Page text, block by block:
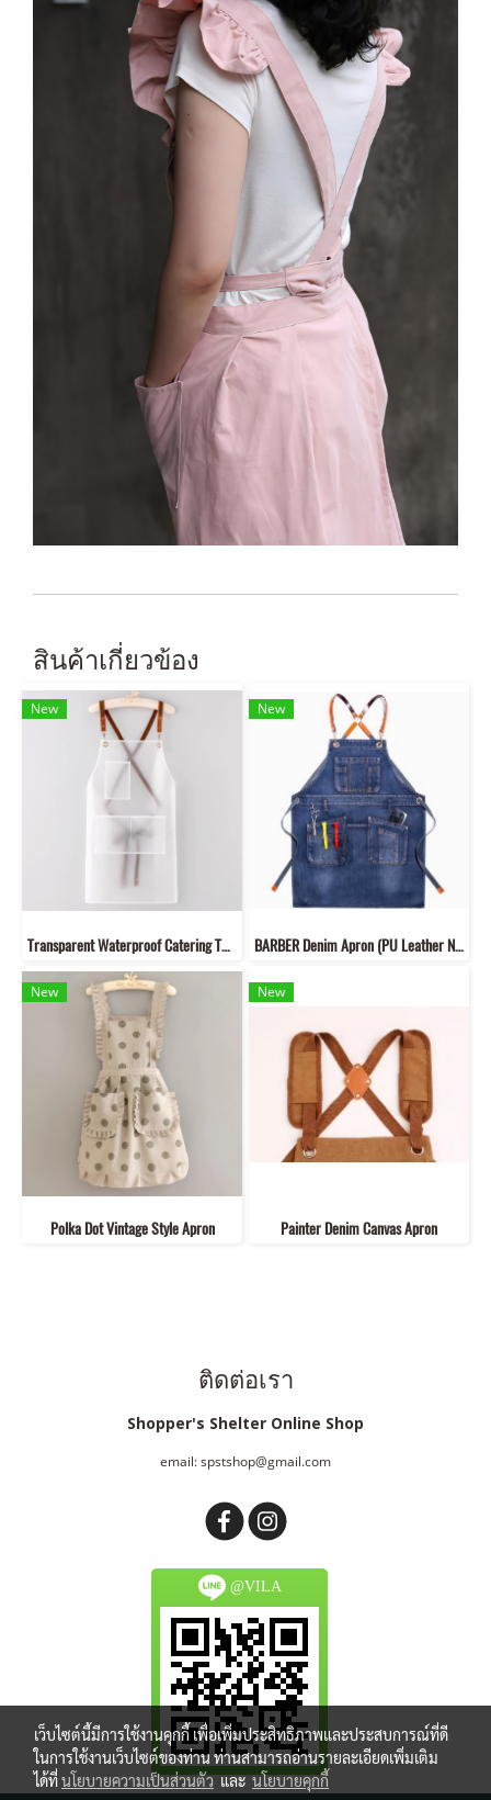
สินค้าเกี่ยวข้อง
New
Transparent Waterproof Catering TPU.Apron
New
BARBER Denim Apron (PU Leather Neck Strap)
New
Polka Dot Vintage Style Apron
New
Painter Denim Canvas Apron
ติดต่อเรา
Shopper's Shelter Online Shop
email: spstshop@gmail.com
@VILA
เว็บไซต์นี้มีการใช้งานคุกกี้ เพื่อเพิ่มประสิทธิภาพและประสบการณ์ที่ดี
ในการใช้งานเว็บไซต์ของท่าน ท่านสามารถอ่านรายละเอียดเพิ่มเติม
ได้ที่นโยบายความเป็นส่วนตัวและนโยบายคุกกี้